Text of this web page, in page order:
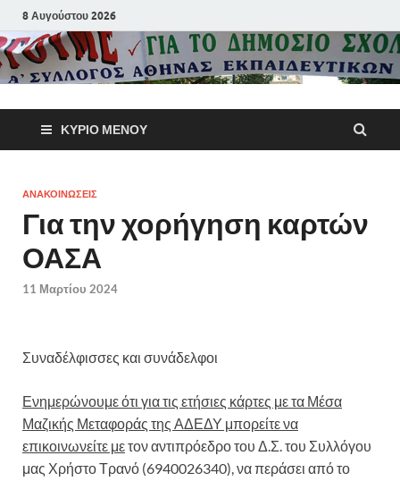
8 Αυγούστου 2026
Α΄
Αθηνών
Π.Ε.
ΚΎΡΙΟ ΜΕΝΟΎ
ΑΝΑΚΟΙΝΩΣΕΙΣ
Για την χορήγηση καρτών
ΟΑΣΑ
11 Μαρτίου 2024
Συναδέλφισσες και συνάδελφοι
Ενημερώνουμε ότι για τις ετήσιες κάρτες με τα Μέσα
Μαζικής Μεταφοράς της ΑΔΕΔΥ μπορείτε να
επικοινωνείτε μετον αντιπρόεδρο του Δ.Σ. του Συλλόγου
μας Χρήστο Τρανό (6940026340), να περάσει από το